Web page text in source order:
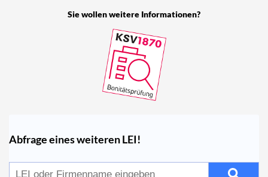
Sie wollen weitere Informationen?
Abfrage eines weiteren LEI!